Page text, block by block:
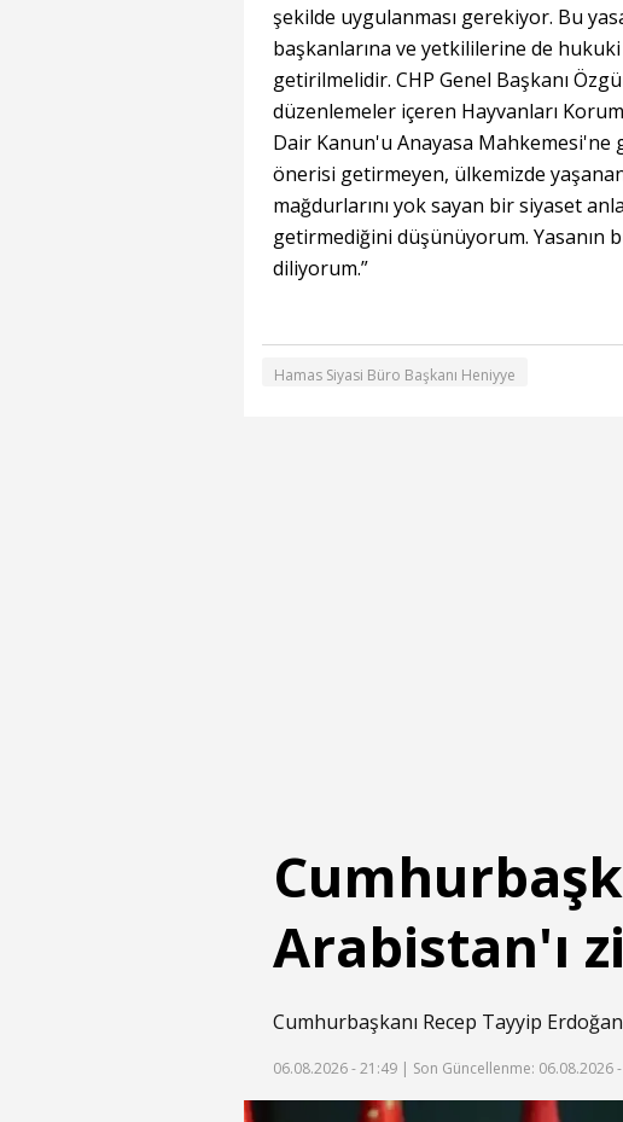
şekilde uygulanması gerekiyor. Bu
başkanlarına ve yetkililerine de
getirilmelidir. CHP Genel Başkanı
düzenlemeler içeren Hayvanları
Dair Kanun'u Anayasa
önerisi getirmeyen, ülkemizde
mağdurlarını yok sayan bir siyaset
getirmediğini düşünüyorum. Yasanın
diliyorum.”
Hamas Siyasi Büro Başkanı Heniyye
Arabistan'ı
Cumhurbaşkanı Recep Tayyip
06.08.2026 - 21:49 | Son Güncellenme: 06.08.2026